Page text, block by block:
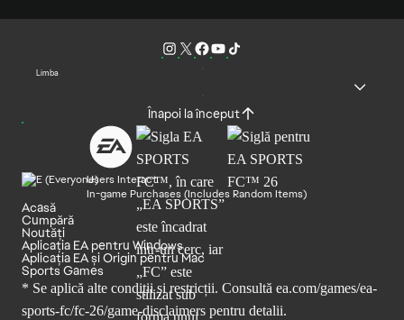
Limba
Înapoi la început
Users Interact
In-game Purchases (Includes Random Items)
Acasă
Cumpără
Noutăți
Aplicația EA pentru Windows
Aplicația EA și Origin pentru Mac
Sports Games
* Se aplică alte condiții și restricții. Consultă ea.com/games/ea-
sports-fc/fc-26/game-disclaimers pentru detalii.